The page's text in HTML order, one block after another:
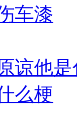
车漆
谅他
么梗